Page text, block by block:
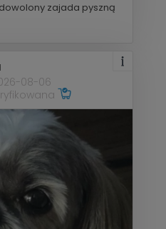
zajada pyszną
08-06